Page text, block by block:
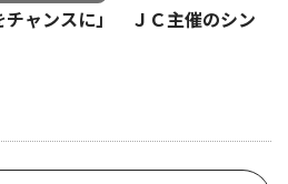
チャンスに」 ＪＣ主催のシン